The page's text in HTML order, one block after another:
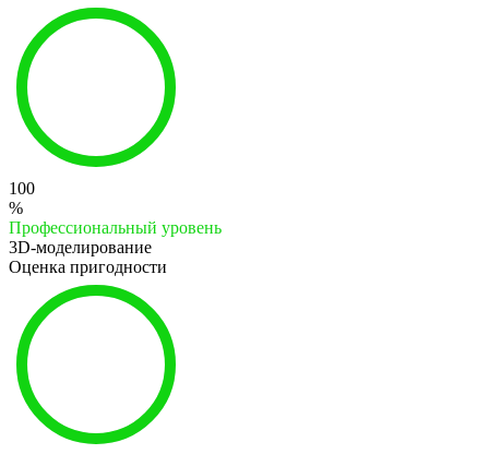
100
%
Профессиональный уровень
3D-моделирование
Оценка пригодности